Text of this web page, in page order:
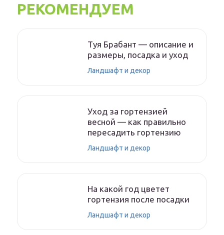
РЕКОМЕНДУЕМ
Туя Брабант — описание и
размеры, посадка и уход
Ландшафт и декор
Уход за гортензией
весной — как правильно
пересадить гортензию
Ландшафт и декор
На какой год цветет
гортензия после посадки
Ландшафт и декор